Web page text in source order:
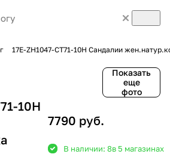
17E-ZH1047-CT71-10H Сандалии
Показать
еще
фото
10H
7790 руб.
В наличии: 8в 5 магазинах